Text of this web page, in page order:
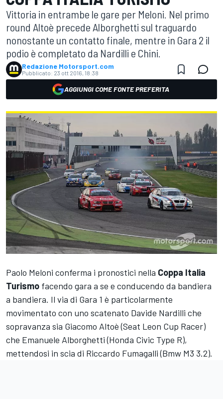
Vittoria in entrambe le gare per Meloni. Nel primo
round Altoè precede Alborghetti sul traguardo
nonostante un contatto finale, mentre in Gara 2 il
podio è completato da Nardilli e Chini.
Redazione Motorsport.com
Pubblicato: 23 ott 2016, 18:38
AGGIUNGI COME FONTE PREFERITA
Paolo Meloni conferma i pronostici nella Coppa Italia
Turismo facendo gara a se e conducendo da bandiera
a bandiera. Il via di Gara 1 è particolarmente
movimentato con uno scatenato Davide Nardilli che
sopravanza sia Giacomo Altoè (Seat Leon Cup Racer)
che Emanuele Alborghetti (Honda Civic Type R),
mettendosi in scia di Riccardo Fumagalli (Bmw M3 3.2).